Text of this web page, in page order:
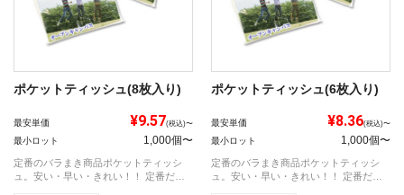
ポケットティッシュ(8枚入り)
最安単価 ¥9.57(税込)〜
最小ロット 1,000個〜
定番のバラまき商品ポケットティッシ
ュ。安い・早い・きれい！！ 定番だか
ポケットティッシュ(6枚入り)
最安単価 ¥8.36(税込)〜
最小ロット 1,000個〜
定番のバラまき商品ポケットティッシ
ュ。安い・早い・きれい！！ 定番だか